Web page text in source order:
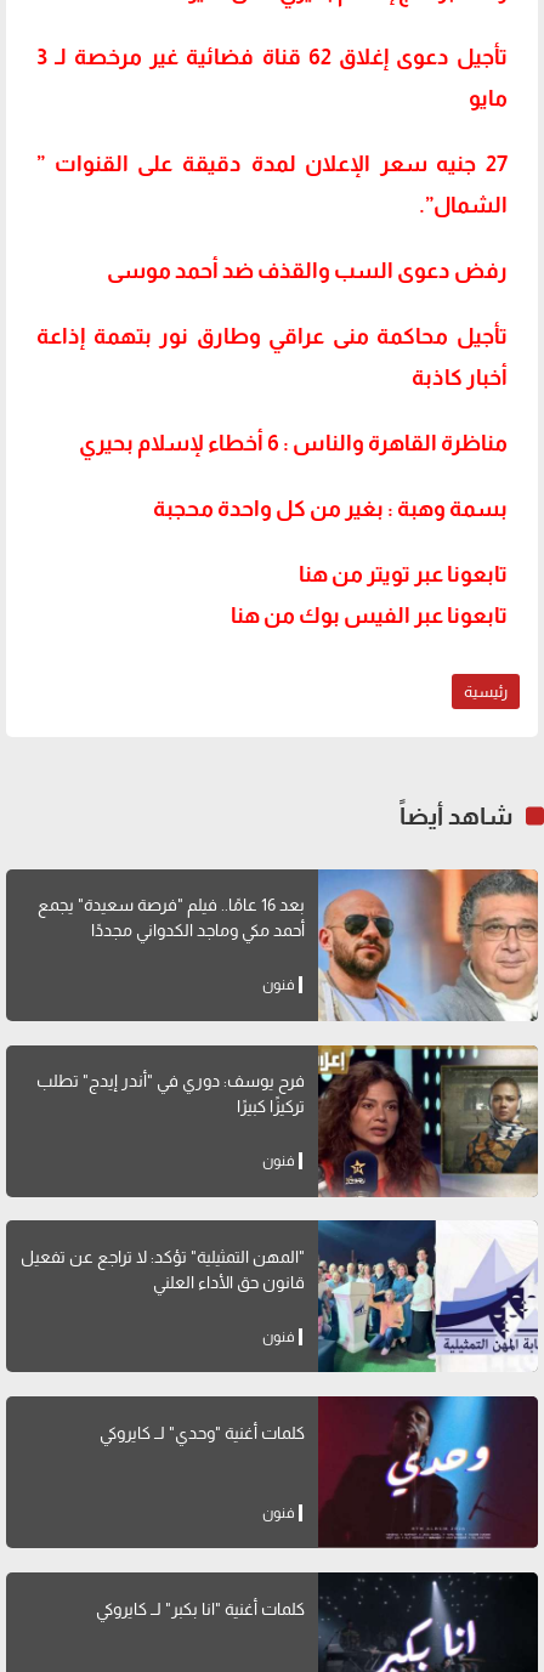
تأجيل دعوى إغلاق 62 قناة فضائية غير مرخصة لـ 3
مايو
27 جنيه سعر الإعلان لمدة دقيقة على القنوات ”
الشمال”.
رفض دعوى السب والقذف ضد أحمد موسى
تأجيل محاكمة منى عراقي وطارق نور بتهمة إذاعة
أخبار كاذبة
مناظرة القاهرة والناس : 6 أخطاء لإسلام بحيري‬‫
بسمة وهبة : بغير من كل واحدة محجبة
تابعونا عبر تويتر من هنا
تابعونا عبر الفيس بوك من هنا
رئيسية
شاهد أيضاً
بعد 16 عامًا.. فيلم "فرصة سعيدة" يجمع
أحمد مكي وماجد الكدواني مجددًا
فنون
فرح يوسف: دوري في "أندر إيدج" تطلب
تركيزًا كبيرًا
فنون
"المهن التمثيلية" تؤكد: لا تراجع عن تفعيل
قانون حق الأداء العلني
فنون
كلمات أغنية "وحدي" لــ كايروكي
فنون
كلمات أغنية "انا بكبر" لــ كايروكي